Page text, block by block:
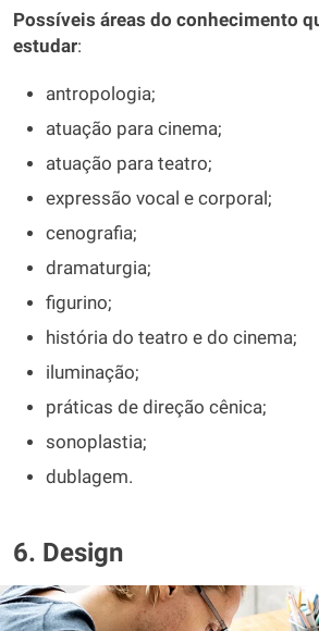
Possíveis áreas do conhecimento
estudar:
antropologia;
atuação para cinema;
atuação para teatro;
expressão vocal e corporal;
cenografia;
dramaturgia;
figurino;
história do teatro e do cinema;
iluminação;
práticas de direção cênica;
sonoplastia;
dublagem.
6. Design